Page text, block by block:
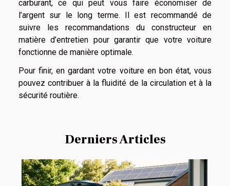
carburant, ce qui peut vous faire économiser de
l’argent sur le long terme. Il est recommandé de
suivre les recommandations du constructeur en
matière d’entretien pour garantir que votre voiture
fonctionne de manière optimale.
Pour finir, en gardant votre voiture en bon état, vous
pouvez contribuer à la fluidité de la circulation et à la
sécurité routière.
Derniers Articles